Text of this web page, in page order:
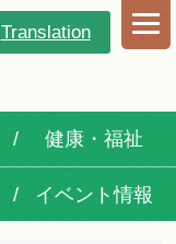
Translation
健康・福祉
イベント情報